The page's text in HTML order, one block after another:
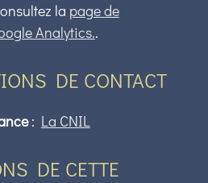
la page de
Analytics..
DE CONTACT
: La CNIL
DE CETTE